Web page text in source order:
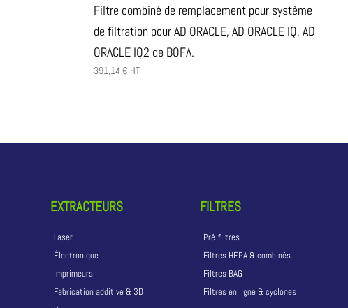
Filtre combiné de remplacement pour système
de filtration pour AD ORACLE, AD ORACLE IQ, AD
ORACLE IQ2 de BOFA.
391,14€ HT
EXTRACTEURS
Laser
Électronique
Imprimeurs
Fabrication additive & 3D
FILTRES
Pré-filtres
Filtres HEPA & combinés
Filtres BAG
Filtres en ligne & cyclones